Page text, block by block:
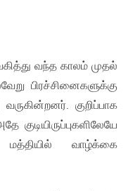
வந்த காலம் முதல்
பிரச்சினைகளுக்கு
குறிப்பாக
வாழ்க்கை